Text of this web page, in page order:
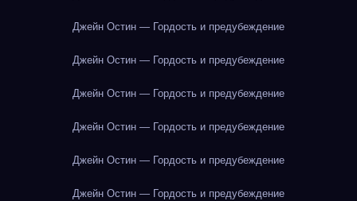
Джейн Остин — Гордость и предубеждение
Джейн Остин — Гордость и предубеждение
Джейн Остин — Гордость и предубеждение
Джейн Остин — Гордость и предубеждение
Джейн Остин — Гордость и предубеждение
Джейн Остин — Гордость и предубеждение